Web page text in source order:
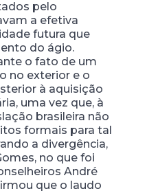
pelo
a efetiva
futura que
do ágio.
o fato de um
no exterior e o
à aquisição
uma vez que, à
brasileira não
formais para tal
a divergência,
no que foi
André
que o laudo